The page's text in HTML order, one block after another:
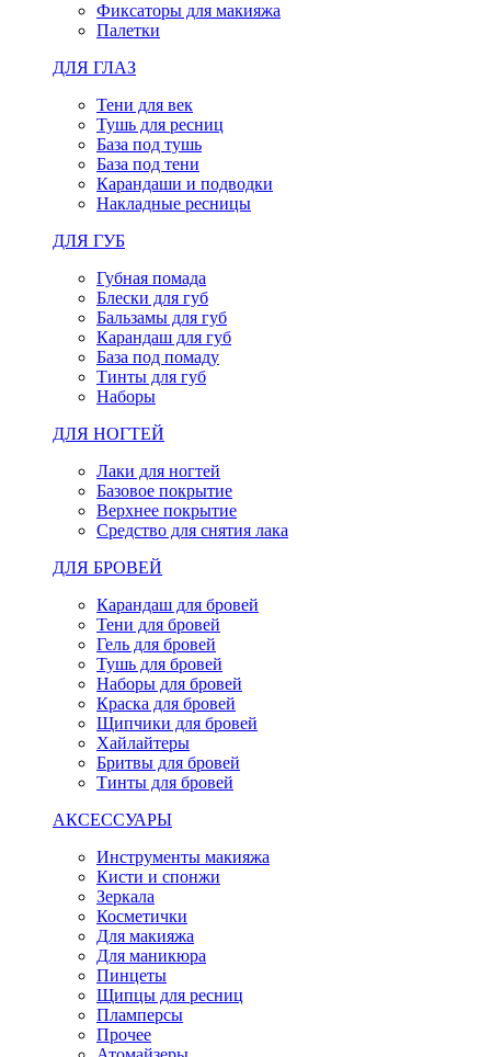
Фиксаторы для макияжа
Палетки
ДЛЯ ГЛАЗ
Тени для век
Тушь для ресниц
База под тушь
База под тени
Карандаши и подводки
Накладные ресницы
ДЛЯ ГУБ
Губная помада
Блески для губ
Бальзамы для губ
Карандаш для губ
База под помаду
Тинты для губ
Наборы
ДЛЯ НОГТЕЙ
Лаки для ногтей
Базовое покрытие
Верхнее покрытие
Средство для снятия лака
ДЛЯ БРОВЕЙ
Карандаш для бровей
Тени для бровей
Гель для бровей
Тушь для бровей
Наборы для бровей
Краска для бровей
Щипчики для бровей
Хайлайтеры
Бритвы для бровей
Тинты для бровей
АКСЕССУАРЫ
Инструменты макияжа
Кисти и спонжи
Зеркала
Косметички
Для макияжа
Для маникюра
Пинцеты
Щипцы для ресниц
Пламперсы
Прочее